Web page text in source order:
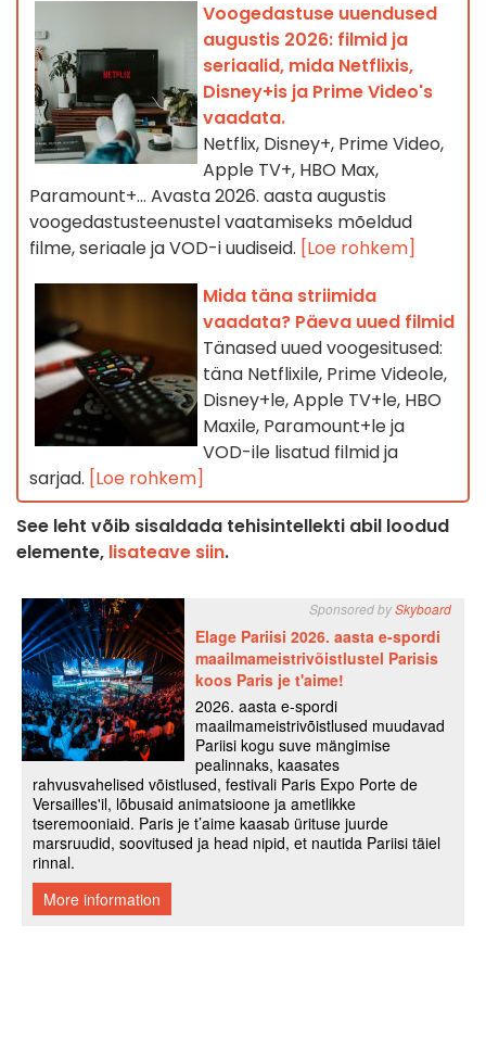
Voogedastuse uuendused
augustis 2026: filmid ja
seriaalid, mida Netflixis,
Disney+is ja Prime Video's
vaadata.
Netflix, Disney+, Prime Video,
Apple TV+, HBO Max,
Paramount+… Avasta 2026. aasta augustis
voogedastusteenustel vaatamiseks mõeldud
filme, seriaale ja VOD-i uudiseid. [Loe rohkem]
Mida täna striimida
vaadata? Päeva uued filmid
Tänased uued voogesitused:
täna Netflixile, Prime Videole,
Disney+le, Apple TV+le, HBO
Maxile, Paramount+le ja
VOD-ile lisatud filmid ja
sarjad. [Loe rohkem]
See leht võib sisaldada tehisintellekti abil loodud
elemente, lisateave siin.